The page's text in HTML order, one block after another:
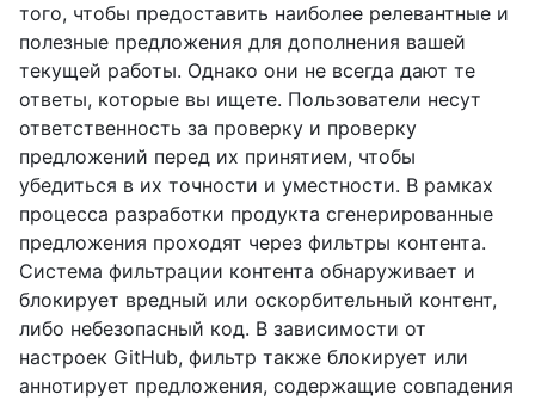
того, чтобы предоставить наиболее релевантные и
полезные предложения для дополнения вашей
текущей работы. Однако они не всегда дают те
ответы, которые вы ищете. Пользователи несут
ответственность за проверку и проверку
предложений перед их принятием, чтобы
убедиться в их точности и уместности. В рамках
процесса разработки продукта сгенерированные
предложения проходят через фильтры контента.
Система фильтрации контента обнаруживает и
блокирует вредный или оскорбительный контент,
либо небезопасный код. В зависимости от
настроек GitHub, фильтр также блокирует или
аннотирует предложения, содержащие совпадения